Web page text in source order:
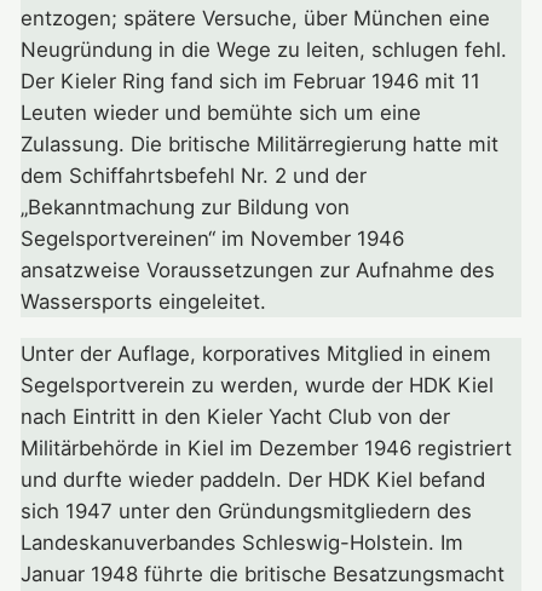
entzogen; spätere Versuche, über München eine
Neugründung in die Wege zu leiten, schlugen fehl.
Der Kieler Ring fand sich im Februar 1946 mit 11
Leuten wieder und bemühte sich um eine
Zulassung. Die britische Militärregierung hatte mit
dem Schiffahrtsbefehl Nr. 2 und der
„Bekanntmachung zur Bildung von
Segelsportvereinen“ im November 1946
ansatzweise Voraussetzungen zur Aufnahme des
Wassersports eingeleitet.
Unter der Auflage, korporatives Mitglied in einem
Segelsportverein zu werden, wurde der HDK Kiel
nach Eintritt in den Kieler Yacht Club von der
Militärbehörde in Kiel im Dezember 1946 registriert
und durfte wieder paddeln. Der HDK Kiel befand
sich 1947 unter den Gründungsmitgliedern des
Landeskanuverbandes Schleswig-Holstein. Im
Januar 1948 führte die britische Besatzungsmacht